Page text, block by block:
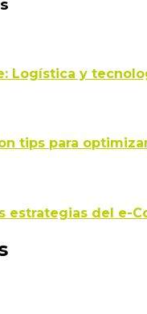
Logística y
tips para
estrategias del